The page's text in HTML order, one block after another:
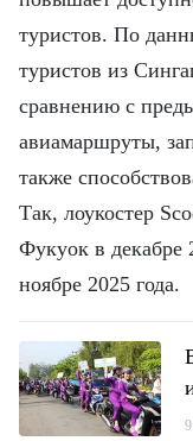
туристов. По
туристов из
сравнению с
авиамаршруты,
также
Так, лоукостер
Фукуок в декабре
ноябре 2025 года.